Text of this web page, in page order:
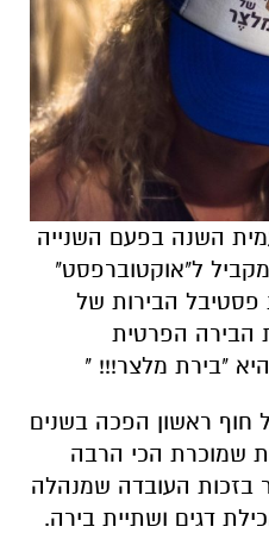
השנה בפעם השנייה
ל"אוקטוברפסט"
פסטיבל הבירות של
הפרטית
"בירת מלצר!!! "
ראשון הפכה בשנים
שמוכרת הכי הרבה
בזכות העובדה שמנהלה
דגים ושתיית בירה.